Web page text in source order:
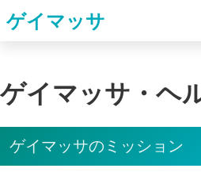
ゲイマッサ
ゲイマッサ・ヘ
ゲイマッサのミッション